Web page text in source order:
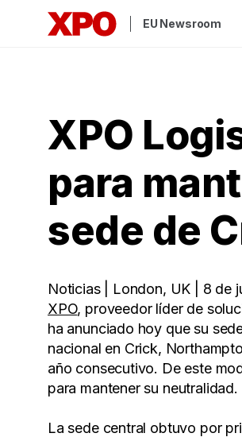
EU Newsroom
XPO
para
sede de
Noticias | London, UK | 8 de
XPO, proveedor líder de
ha anunciado hoy que su
nacional en Crick,
año consecutivo. De este
para mantener su neutralidad.
La sede central obtuvo por